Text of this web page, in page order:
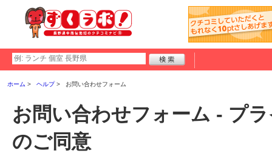
ホーム ヘルプ お問い合わせフォーム
お問い合わせフォーム - プ
のご同意